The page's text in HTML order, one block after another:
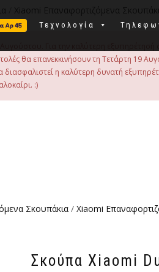
Τεχνολογία
Xiaomi Επαναφορτιζόμενα
θα επανεκκινήσουν τη Τετάρτη 19
η καλύτερη δυνατή
:)
Σκουπάκια / Xiaomi
Σκούπα Xiaomi